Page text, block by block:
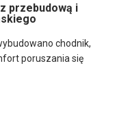
przebudową i
chodnik,
poruszania się